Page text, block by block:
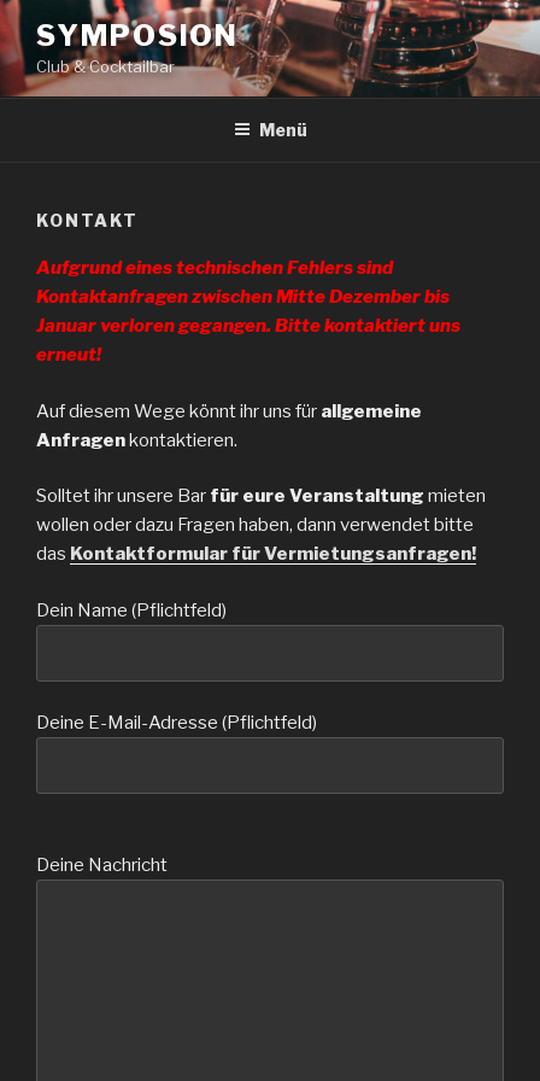
Zum
Inhalt
springen
SYMPOSION
Club & Cocktailbar
Menü
KONTAKT
Aufgrund eines technischen Fehlers sind
Kontaktanfragen zwischen Mitte Dezember bis
Januar verloren gegangen. Bitte kontaktiert uns
erneut!
Auf diesem Wege könnt ihr uns für allgemeine
Anfragenkontaktieren.
Solltet ihr unsere Bar für eure Veranstaltung mieten
wollen oder dazu Fragen haben, dann verwendet bitte
das Kontaktformular für Vermietungsanfragen!
Dein Name (Pflichtfeld)
Deine E-Mail-Adresse (Pflichtfeld)
i
Deine Nachricht